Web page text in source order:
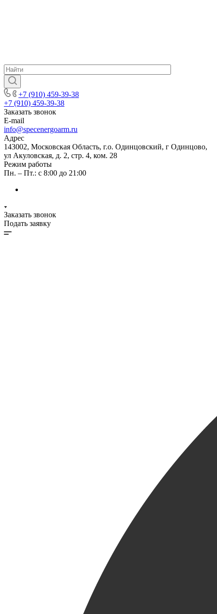
+7 (910) 459-39-38
+7 (910) 459-39-38
Заказать звонок
E-mail
info@specenergoarm.ru
Адрес
143002, Московская Область, г.о. Одинцовский, г Одинцово,
ул Акуловская, д. 2, стр. 4, ком. 28
Режим работы
Пн. – Пт.: с 8:00 до 21:00
Заказать звонок
Подать заявку